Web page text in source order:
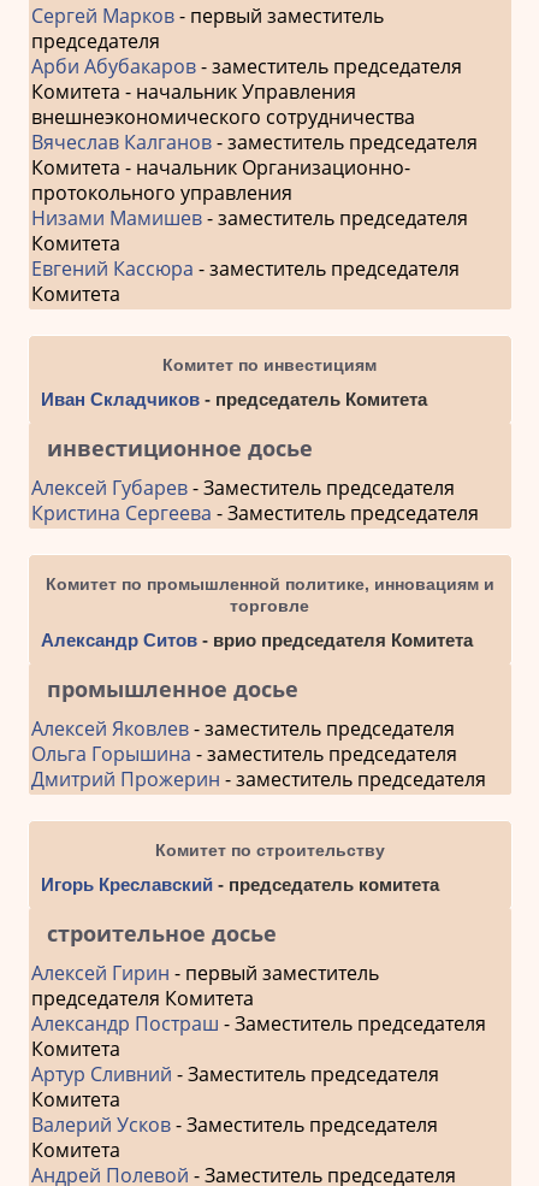
Сергей Марков- первый заместитель
председателя
Арби Абубакаров- заместитель председателя
Комитета - начальник Управления
внешнеэкономического сотрудничества
Вячеслав Калганов- заместитель председателя
Комитета - начальник Организационно-
протокольного управления
Низами Мамишев- заместитель председателя
Комитета
Евгений Кассюра - заместитель председателя
Комитета
Комитет по инвестициям
Иван Складчиков- председатель Комитета
инвестиционное досье
Алексей Губарев- Заместитель председателя
Кристина Сергеева - Заместитель председателя
Комитет по промышленной политике, инновациям и
торговле
Александр Ситов- врио председателя Комитета
промышленное досье
Алексей Яковлев- заместитель председателя
Ольга Горышина - заместитель председателя
Дмитрий Прожерин - заместитель председателя
Комитет по строительству
Игорь Креславский - председатель комитета
строительное досье
Алексей Гирин - первый заместитель
председателя Комитета
Александр Постраш - Заместитель председателя
Комитета
Артур Сливний - Заместитель председателя
Комитета
Валерий Усков- Заместитель председателя
Комитета
Андрей Полевой - Заместитель председателя